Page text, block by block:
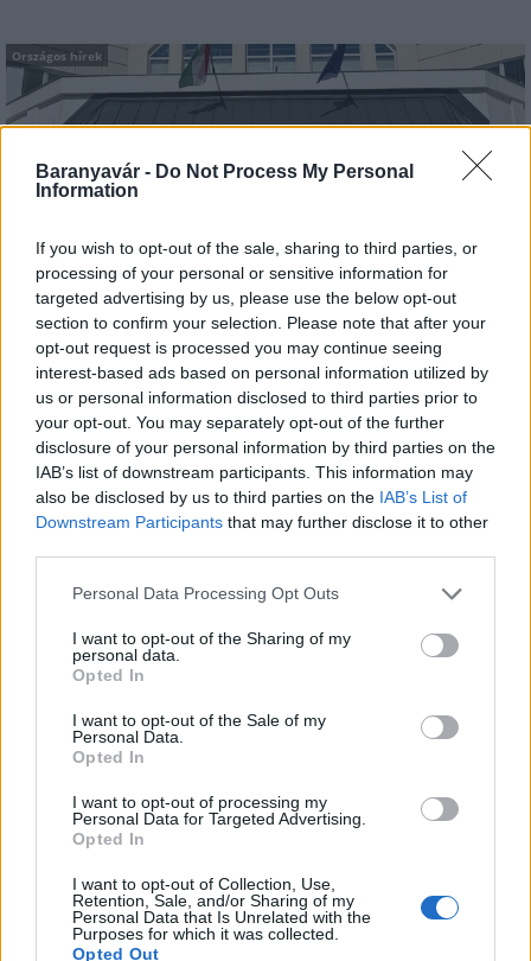
Baranyavár - Do Not Process My Personal
Information
If you wish to opt-out of the sale, sharing to third parties, or
processing of your personal or sensitive information for
targeted advertising by us, please use the below opt-out
section to confirm your selection. Please note that after your
opt-out request is processed you may continue seeing
interest-based ads based on personal information utilized by
us or personal information disclosed to third parties prior to
your opt-out. You may separately opt-out of the further
disclosure of your personal information by third parties on the
IAB’s list of downstream participants. This information may
also be disclosed by us to third parties on the IAB’s List of
Downstream Participants that may further disclose it to other
Please note that this website/app uses one or more Google
not limited to your visit or usage behaviour. You may click to
grant or deny consent to Google and its third-party tags to
use your data for below specified purposes in below Google
consent section.
Personal Data Processing Opt Outs
I want to opt-out of the Sharing of my
personal data.
Opted In
I want to opt-out of the Sale of my
Personal Data.
Opted In
I want to opt-out of processing my
Personal Data for Targeted Advertising.
Opted In
I want to opt-out of Collection, Use,
Retention, Sale, and/or Sharing of my
Personal Data that Is Unrelated with the
Purposes for which it was collected.
Opted Out
Országos hírek
Kecskeméten is szakirányú továbbképzésekkel erősít a
Gál Ferenc Egyetem
Országos hírek
A lakosságra is fontos szerep hárul a
szúnyoginvázió elkerülésében
Országos hírek
Itt az ÉVOSZ megoldása a hőhullámok és
az energiakrízis kezelésére
Országos hírek
Minden, amit a GED Afrika projektről
tudni kell
Kultúra
Kihívások labirintusában